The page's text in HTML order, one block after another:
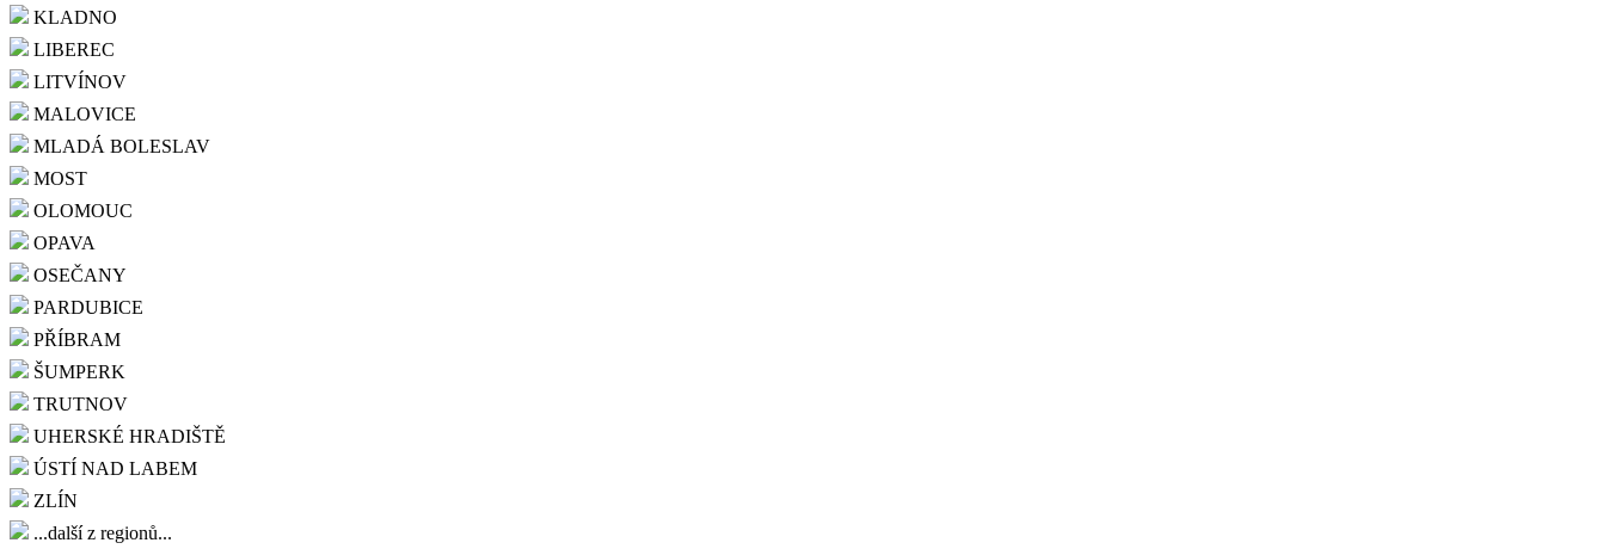
KLADNO
LIBEREC
LITVÍNOV
MALOVICE
MLADÁ BOLESLAV
MOST
OLOMOUC
OPAVA
OSEČANY
PARDUBICE
PŘÍBRAM
ŠUMPERK
TRUTNOV
UHERSKÉ HRADIŠTĚ
ÚSTÍ NAD LABEM
ZLÍN
...další z regionů...